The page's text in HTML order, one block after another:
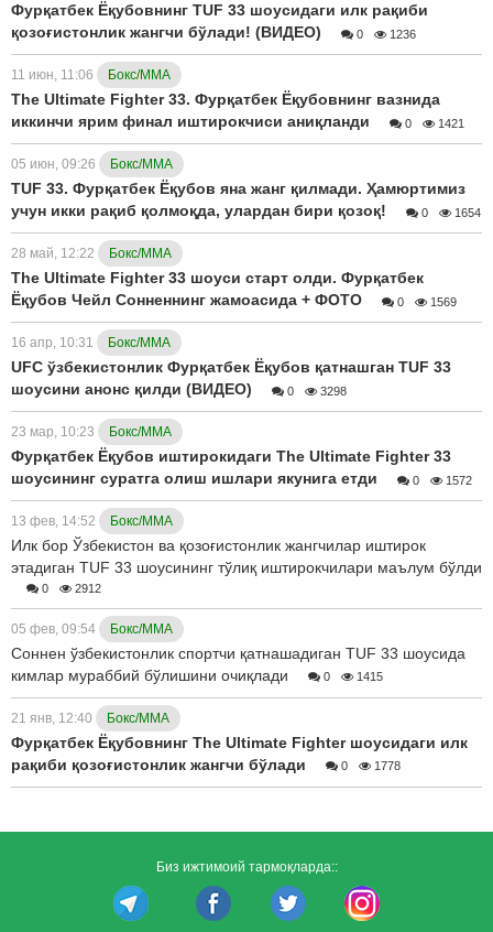
Фурқатбек Ёқубовнинг TUF 33 шоусидаги илк рақиби
қозоғистонлик жангчи бўлади! (ВИДЕО)
0 1236
11 июн, 11:06 Бокс/ММА
The Ultimate Fighter 33. Фурқатбек Ёқубовнинг вазнида
иккинчи ярим финал иштирокчиси аниқланди
0 1421
05 июн, 09:26 Бокс/ММА
TUF 33. Фурқатбек Ёқубов яна жанг қилмади. Ҳамюртимиз
учун икки рақиб қолмоқда, улардан бири қозоқ!
0 1654
28 май, 12:22 Бокс/ММА
The Ultimate Fighter 33 шоуси старт олди. Фурқатбек
Ёқубов Чейл Сонненнинг жамоасида + ФОТО
0 1569
16 апр, 10:31 Бокс/ММА
UFC ўзбекистонлик Фурқатбек Ёқубов қатнашган TUF 33
шоусини анонс қилди (ВИДЕО)
0 3298
23 мар, 10:23 Бокс/ММА
Фурқатбек Ёқубов иштирокидаги The Ultimate Fighter 33
шоусининг суратга олиш ишлари якунига етди
0 1572
13 фев, 14:52 Бокс/ММА
Илк бор Ўзбекистон ва қозоғистонлик жангчилар иштирок
этадиган TUF 33 шоусининг тўлиқ иштирокчилари маълум бўлди
0 2912
05 фев, 09:54 Бокс/ММА
Соннен ўзбекистонлик спортчи қатнашадиган TUF 33 шоусида
кимлар мураббий бўлишини очиқлади
0 1415
21 янв, 12:40 Бокс/ММА
Фурқатбек Ёқубовнинг The Ultimate Fighter шоусидаги илк
рақиби қозоғистонлик жангчи бўлади
0 1778
Биз ижтимоий тармоқларда::